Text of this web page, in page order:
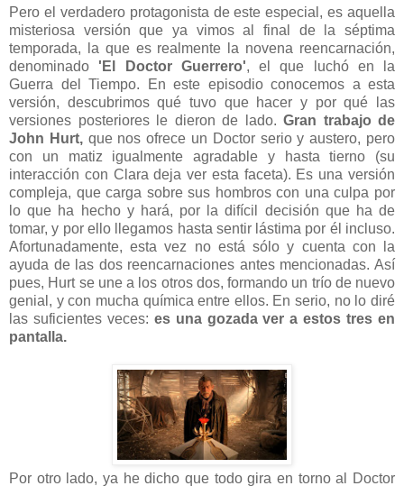
Pero el verdadero protagonista de este especial, es aquella
misteriosa versión que ya vimos al final de la séptima
temporada, la que es realmente la novena reencarnación,
denominado 'El Doctor Guerrero', el que luchó en la
Guerra del Tiempo. En este episodio conocemos a esta
versión, descubrimos qué tuvo que hacer y por qué las
versiones posteriores le dieron de lado. Gran trabajo de
John Hurt,que nos ofrece un Doctor serio y austero, pero
con un matiz igualmente agradable y hasta tierno (su
interacción con Clara deja ver esta faceta). Es una versión
compleja, que carga sobre sus hombros con una culpa por
lo que ha hecho y hará, por la difícil decisión que ha de
tomar, y por ello llegamos hasta sentir lástima por él incluso.
Afortunadamente, esta vez no está sólo y cuenta con la
ayuda de las dos reencarnaciones antes mencionadas. Así
pues, Hurt se une a los otros dos, formando un trío de nuevo
genial, y con mucha química entre ellos. En serio, no lo diré
las suficientes veces: es una gozada ver a estos tres en
pantalla.
Por otro lado, ya he dicho que todo gira en torno al Doctor